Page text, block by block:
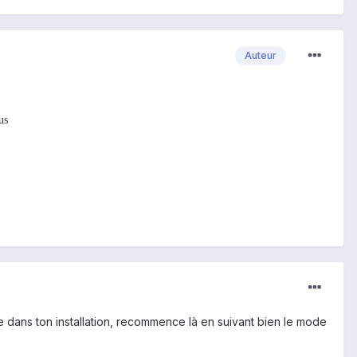
Auteur
ton installation, recommence là en suivant bien le mode